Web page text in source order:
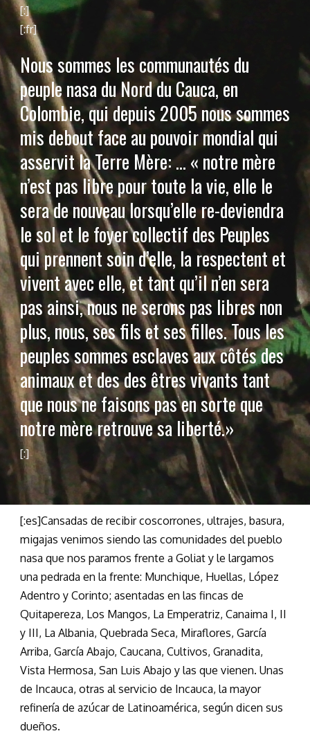
[:]
[:fr]
Nous sommes les communautés du
peuple nasa du Nord du Cauca, en
Colombie, qui depuis 2005 nous sommes
mis debout face au pouvoir mondial qui
asservit la Terre Mère: … « notre mère
n’est pas libre pour toute la vie, elle le
sera de nouveau lorsqu’elle re-deviendra
le sol et le foyer collectif des Peuples
qui prennent soin d’elle, la respectent et
vivent avec elle, et tant qu’il n’en sera
pas ainsi, nous ne serons pas libres non
plus, nous, ses fils et ses filles. Tous les
peuples sommes esclaves aux côtés des
animaux et des des êtres vivants tant
que nous ne faisons pas en sorte que
notre mère retrouve sa liberté.»
[:]
[:es]Cansadas de recibir coscorrones, ultrajes, basura,
migajas venimos siendo las comunidades del pueblo
nasa que nos paramos frente a Goliat y le largamos
una pedrada en la frente: Munchique, Huellas, López
Adentro y Corinto; asentadas en las fincas de
Quitapereza, Los Mangos, La Emperatriz, Canaima I, II
y III, La Albania, Quebrada Seca, Miraflores, García
Arriba, García Abajo, Caucana, Cultivos, Granadita,
Vista Hermosa, San Luis Abajo y las que vienen. Unas
de Incauca, otras al servicio de Incauca, la mayor
refinería de azúcar de Latinoamérica, según dicen sus
dueños.